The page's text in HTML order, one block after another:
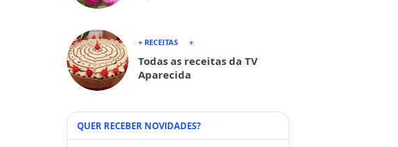
+ RECEITAS
Todas as receitas da TV
Aparecida
QUER RECEBER NOVIDADES?